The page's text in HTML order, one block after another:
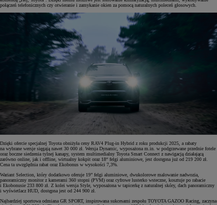
połączeń telefonicznych czy otwieranie i zamykanie okien za pomocą naturalnych poleceń głosowych.
Dzięki ofercie specjalnej Toyota obniżyła ceny RAV4 Plug-in Hybrid z roku produkcji 2025, a rabaty
na wybrane wersje sięgają nawet 30 000 zł. Wersja Dynamic, wyposażona m.in. w podgrzewane przednie fotele
oraz boczne siedzenia tylnej kanapy, system multimedialny Toyota Smart Connect z nawigacją działającą
zarówno online, jak i offline, wirtualny kokpit oraz 18“ felgi aluminiowe, jest dostępna już od 219 200 zł.
Cena ta uwzględnia rabat oraz Ekobonus w wysokości 7,3%.
Wariant Selection, który dodatkowo oferuje 19” felgi aluminiowe, dwukolorowe malowanie nadwozia,
panoramiczny monitor z kamerami 360 stopni (PVM) oraz cyfrowe lusterko wsteczne, kosztuje po rabacie
i Ekobonusie 233 800 zł. Z kolei wersja Style, wyposażona w tapicerkę z naturalnej skóry, dach panoramiczny
i wyświetlacz HUD, dostępna jest od 244 900 zł.
Najbardziej sportowa odmiana GR SPORT, inspirowana sukcesami zespołu TOYOTA GAZOO Racing, zaczyna